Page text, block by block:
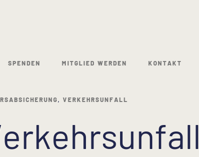
SPENDEN MITGLIED WERDEN KONTAKT
,VERKEHRSUNFALL